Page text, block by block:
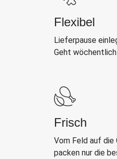
Flexibel
Lieferpause
Geht
Frisch
Vom Feld auf die
packen nur die